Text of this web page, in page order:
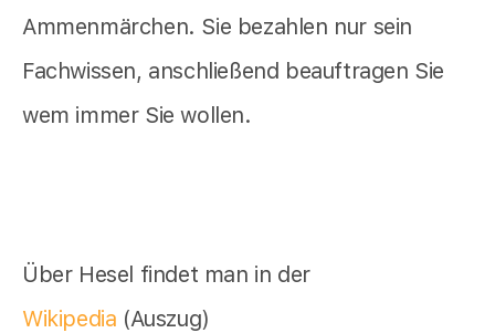
Ammenmärchen. Sie bezahlen nur sein
Fachwissen, anschließend beauftragen Sie
wem immer Sie wollen.
Über Hesel findet man in der
Wikipedia (Auszug)